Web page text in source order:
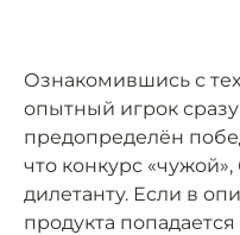
Ознакомившись с
опытный игрок
предопределён
что конкурс
дилетанту. Если в
продукта